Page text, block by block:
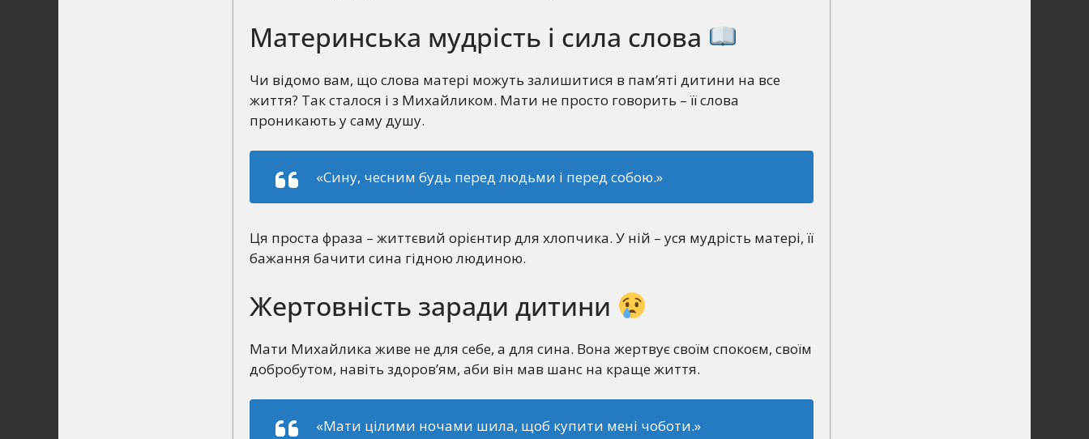
Материнська мудрість і сила слова
Чи відомо вам, що слова матері можуть залишитися в пам’яті дитини на все
життя? Так сталося і з Михайликом. Мати не просто говорить – її слова
проникають у саму душу.
«Сину, чесним будь перед людьми і перед собою.»
Ця проста фраза – життєвий орієнтир для хлопчика. У ній – уся мудрість матері, її
бажання бачити сина гідною людиною.
Жертовність заради дитини
Мати Михайлика живе не для себе, а для сина. Вона жертвує своїм спокоєм, своїм
добробутом, навіть здоров’ям, аби він мав шанс на краще життя.
«Мати цілими ночами шила, щоб купити мені чоботи.»